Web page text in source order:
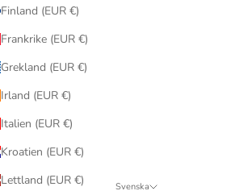
Finland (EUR €)
Frankrike (EUR €)
Grekland (EUR €)
Irland (EUR €)
Italien (EUR €)
Kroatien (EUR €)
Lettland (EUR €)
Svenska